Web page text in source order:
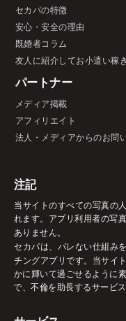
セカパの特徴
安心・安全の理由
既婚者コラム
友人に紹介してお小遣い稼
パートナー
メディア掲載
アフィリエイト
法人・メディアからのお問
注記
当サイトのすべての写真の
れます。アプリ利用者の写
ありません。
セカパは、バレない仕組み
チングアプリです。当サイ
かに輝いて過ごせるように
で、不倫を助長するサービ